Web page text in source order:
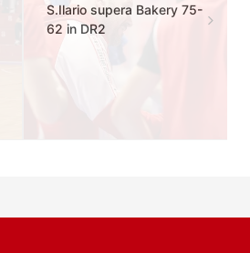
S.Ilario supera Bakery 75-
62 in DR2